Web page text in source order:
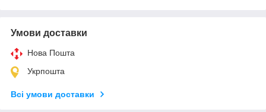
Умови доставки
Нова Пошта
Укрпошта
Всі умови доставки